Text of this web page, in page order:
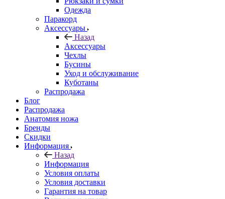
Одежда
Паракорд
Аксессуары
Назад
Аксессуары
Чехлы
Бусины
Уход и обслуживание
Куботаны
Распродажа
Блог
Распродажа
Анатомия ножа
Бренды
Скидки
Информация
Назад
Информация
Условия оплаты
Условия доставки
Гарантия на товар